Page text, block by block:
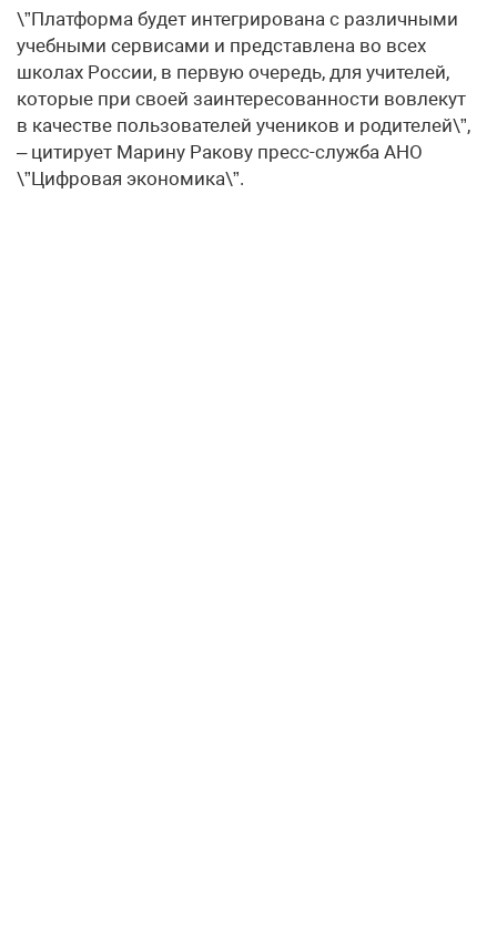
\”Платформа будет интегрирована с различными
учебными сервисами и представлена во всех
школах России, в первую очередь, для учителей,
которые при своей заинтересованности вовлекут
в качестве пользователей учеников и родителей\”,
– цитирует Марину Ракову пресс-служба АНО
\”Цифровая экономика\”.